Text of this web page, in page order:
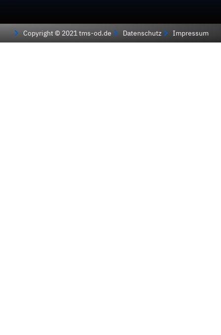
Copyright © 2021 tms-od.de Datenschutz Impressum